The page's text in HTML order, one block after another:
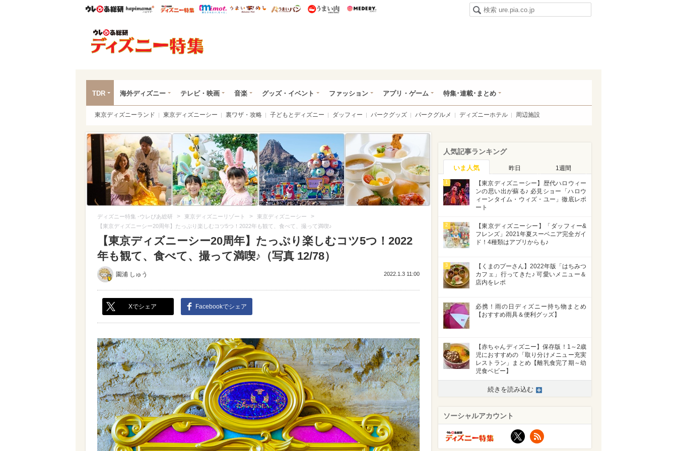
ウレぴあ総研ハピママ* ウレぴあ総研 ディズニー特集
mimot. うまいめし うまいパン うまい肉
TDR 海外ディズニー テレビ・映画 音楽 グッズ・イベント ファッション アプリ・ゲーム 特集･連載･まとめ
東京ディズニーランド 東京ディズニーシー 裏ワザ・攻略 子どもとディズニー ダッフィー パークグッズ パークグルメ ディズニーホテル 周辺施設
ディズニー特集 -ウレぴあ総研 > 東京ディズニーリゾート > 東京ディズニーシー >
【東京ディズニーシー20周年】たっぷり楽しむコツ5つ！2022年も観て、食べて、撮って満喫♪
【東京ディズニーシー20周年】たっぷり楽しむコツ5つ！2022
年も観て、食べて、撮って満喫♪（写真 12/78）
園浦 しゅう 2022.1.3 11:00
Xでシェア Facebookでシェア
人気記事ランキング
いま人気 昨日 1週間
1
【東京ディズニーシー】歴代ハロウィー
ンの思い出が蘇る♪ 必見ショー「ハロウ
ィーンタイム・ウィズ・ユー」徹底レポ
ート
2
【東京ディズニーシー】「ダッフィー&
フレンズ」2021年夏スーベニア完全ガイ
ド！4種類はアプリからも♪
3
【くまのプーさん】2022年版「はちみつ
カフェ」行ってきた♪ 可愛いメニュー＆
店内をレポ
4
必携！雨の日ディズニー持ち物まとめ
【おすすめ雨具＆便利グッズ】
5
【赤ちゃんディズニー】保存版！1～2歳
児におすすめの「取り分けメニュー充実
レストラン」まとめ【離乳食完了期～幼
児食ベビー】
続きを読み込む
ソーシャルアカウント
X